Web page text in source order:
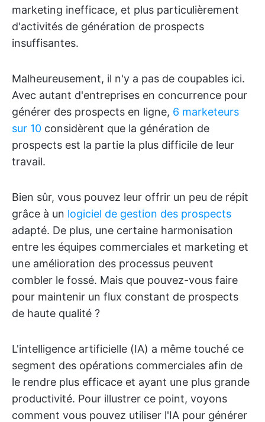
marketing inefficace, et plus particulièrement
d'activités de génération de prospects
insuffisantes.
Malheureusement, il n'y a pas de coupables ici.
Avec autant d'entreprises en concurrence pour
générer des prospects en ligne, 6 marketeurs
sur 10 considèrent que la génération de
prospects est la partie la plus difficile de leur
travail.
Bien sûr, vous pouvez leur offrir un peu de répit
grâce à un logiciel de gestion des prospects
adapté. De plus, une certaine harmonisation
entre les équipes commerciales et marketing et
une amélioration des processus peuvent
combler le fossé. Mais que pouvez-vous faire
pour maintenir un flux constant de prospects
de haute qualité ?
L'intelligence artificielle (IA) a même touché ce
segment des opérations commerciales afin de
le rendre plus efficace et ayant une plus grande
productivité. Pour illustrer ce point, voyons
comment vous pouvez utiliser l'IA pour générer